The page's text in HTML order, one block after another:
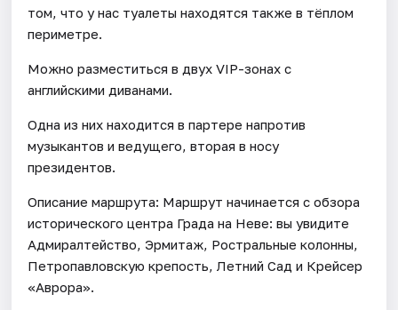
том, что у нас туалеты находятся также в тёплом
периметре.
Можно разместиться в двух VIP-зонах с
английскими диванами.
Одна из них находится в партере напротив
музыкантов и ведущего, вторая в носу
президентов.
Описание маршрута: Маршрут начинается с обзора
исторического центра Града на Неве: вы увидите
Адмиралтейство, Эрмитаж, Ростральные колонны,
Петропавловскую крепость, Летний Сад и Крейсер
«Аврора».